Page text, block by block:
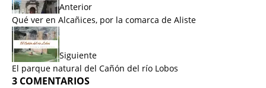
Anterior
Qué ver en Alcañices, por la comarca de Aliste
Siguiente
El parque natural del Cañón del río Lobos
3 COMENTARIOS